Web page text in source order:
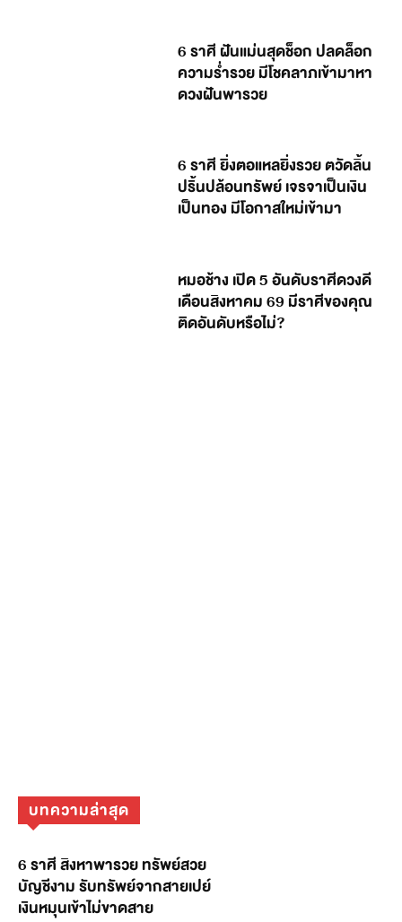
6 ราศี ฝันแม่นสุดช็อก ปลดล็อก
ความร่ำรวย มีโชคลาภเข้ามาหา
ดวงฝันพารวย
6 ราศี ยิ่งตอแหลยิ่งรวย ตวัดลิ้น
ปริ้นปล้อนทรัพย์ เจรจาเป็นเงิน
เป็นทอง มีโอกาสใหม่เข้ามา
หมอช้าง เปิด 5 อันดับราศีดวงดี
เดือนสิงหาคม 69 มีราศีของคุณ
ติดอันดับหรือไม่?
บทความล่าสุด
6 ราศี สิงหาพารวย ทรัพย์สวย
บัญชีงาม รับทรัพย์จากสายเปย์
เงินหมุนเข้าไม่ขาดสาย